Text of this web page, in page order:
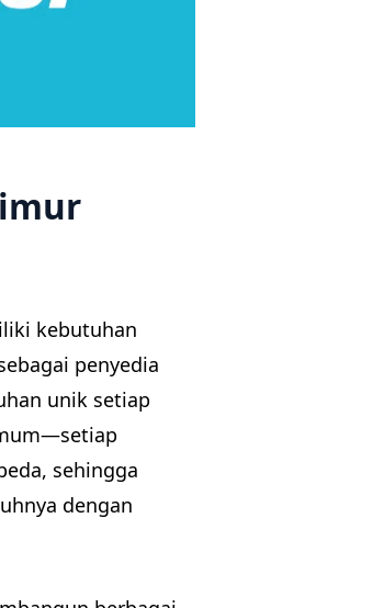
kebutuhan
penyedia
unik setiap
sehingga
dengan